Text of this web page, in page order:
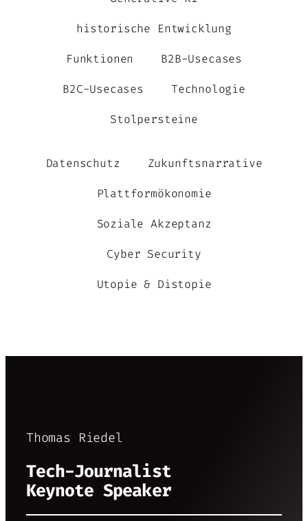
historische Entwicklung
Funktionen B2B-Usecases
B2C-Usecases Technologie
Stolpersteine
Datenschutz Zukunftsnarrative
Plattformökonomie
Soziale Akzeptanz
Cyber Security
Utopie & Distopie
Thomas Riedel
Tech-Journalist
Keynote Speaker